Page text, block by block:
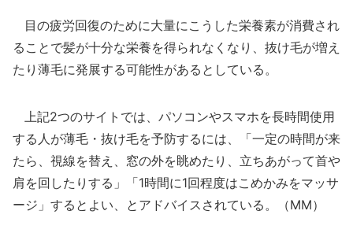
目の疲労回復のために大量にこうした栄養素が消費され
ることで髪が十分な栄養を得られなくなり、抜け毛が増え
たり薄毛に発展する可能性があるとしている。
上記2つのサイトでは、パソコンやスマホを長時間使用
する人が薄毛・抜け毛を予防するには、「一定の時間が来
たら、視線を替え、窓の外を眺めたり、立ちあがって首や
肩を回したりする」「1時間に1回程度はこめかみをマッサ
ージ」するとよい、とアドバイスされている。（MM）